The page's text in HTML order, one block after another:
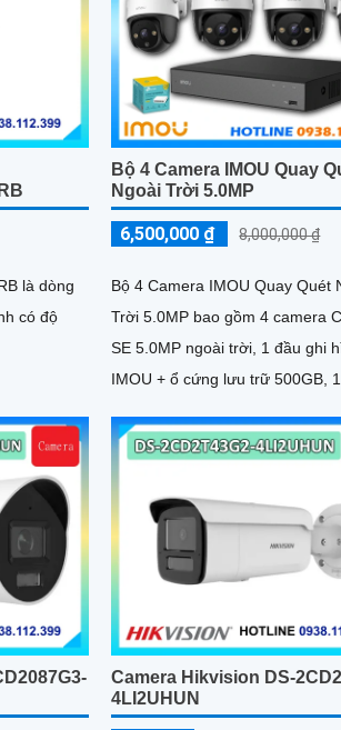
là dòng
có độ
Bộ 4 Camera IMOU Quay
Ngoài Trời 5.0MP
6,500,000 ₫ 8,000,000 ₫
Bộ 4 Camera IMOU Quay Quét
Trời 5.0MP bao gồm 4 camera
SE 5.0MP ngoài trời, 1 đầu ghi
IMOU + ổ cứng lưu trữ 500GB, 1
Camera Hikvision DS-
4LI2UHUN